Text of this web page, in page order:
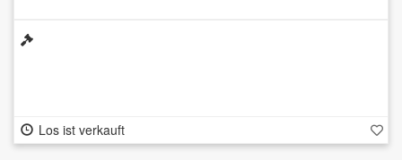
Los ist verkauft